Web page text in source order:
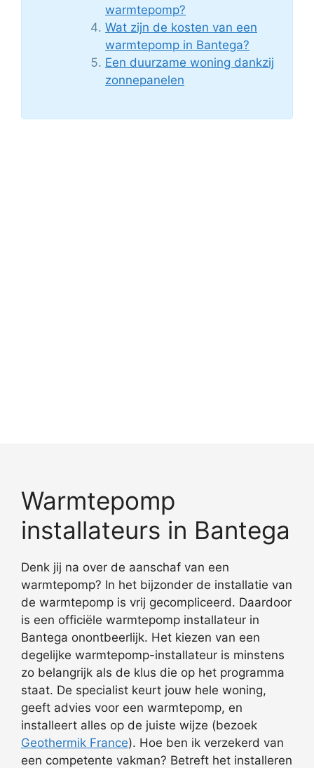
warmtepomp?
Wat zijn de kosten van een
warmtepomp in Bantega?
Een duurzame woning dankzij
zonnepanelen
Warmtepomp
installateurs in Bantega
Denk jij na over de aanschaf van een
warmtepomp? In het bijzonder de installatie van
de warmtepomp is vrij gecompliceerd. Daardoor
is een officiële warmtepomp installateur in
Bantega onontbeerlijk. Het kiezen van een
degelijke warmtepomp-installateur is minstens
zo belangrijk als de klus die op het programma
staat. De specialist keurt jouw hele woning,
geeft advies voor een warmtepomp, en
installeert alles op de juiste wijze (bezoek
Geothermik France). Hoe ben ik verzekerd van
een competente vakman? Betreft het installeren